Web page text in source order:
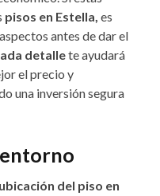
pisos en Estella, es
antes de dar el
detallete ayudará
el precio y
una inversión segura
ubicación del piso en